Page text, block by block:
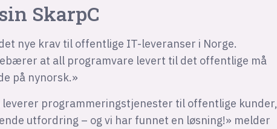
SkarpC
nye krav til offentlige IT-leveranser i Norge.
at all programvare levert til det offentlige må
på nynorsk.»
leverer programmeringstjenester til offentlige kunder,
utfordring – og vi har funnet en løsning!» melder